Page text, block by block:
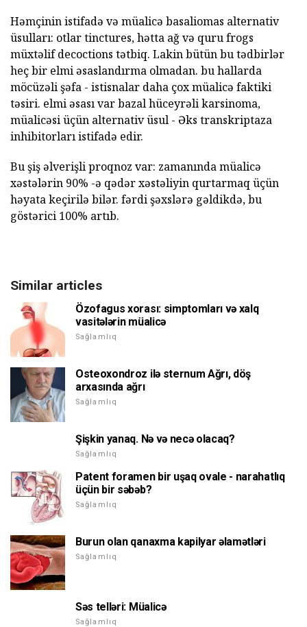
Həmçinin istifadə və müalicə basaliomas alternativ
üsulları: otlar tinctures, hətta ağ və quru frogs
müxtəlif decoctions tətbiq. Lakin bütün bu tədbirlər
heç bir elmi əsaslandırma olmadan. bu hallarda
möcüzəli şəfa - istisnalar daha çox müalicə faktiki
təsiri. elmi əsası var bazal hüceyrəli karsinoma,
müalicəsi üçün alternativ üsul - Əks transkriptaza
inhibitorları istifadə edir.
Bu şiş əlverişli proqnoz var: zamanında müalicə
xəstələrin 90% -ə qədər xəstəliyin qurtarmaq üçün
həyata keçirilə bilər. fərdi şəxslərə gəldikdə, bu
göstərici 100% artıb.
Similar articles
Özofagus xorası: simptomları və xalq
vasitələrin müalicə
Sağlamlıq
Osteoxondroz ilə sternum Ağrı, döş
arxasında ağrı
Sağlamlıq
Şişkin yanaq. Nə və necə olacaq?
Sağlamlıq
Patent foramen bir uşaq ovale - narahatlıq
üçün bir səbəb?
Sağlamlıq
Burun olan qanaxma kapilyar əlamətləri
Sağlamlıq
Səs telləri: Müalicə
Sağlamlıq